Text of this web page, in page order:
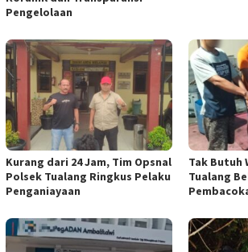
Pengelolaan
Kurang dari 24 Jam, Tim Opsnal
Polsek Tualang Ringkus Pelaku
Penganiayaan
Tak Butuh
Tualang